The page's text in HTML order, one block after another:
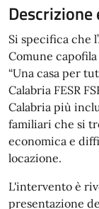
Descrizione
Si specifica che
Comune
“Una casa per
Calabria FESR
Calabria più
familiari che si
economica e
locazione.
L'intervento è
presentazione